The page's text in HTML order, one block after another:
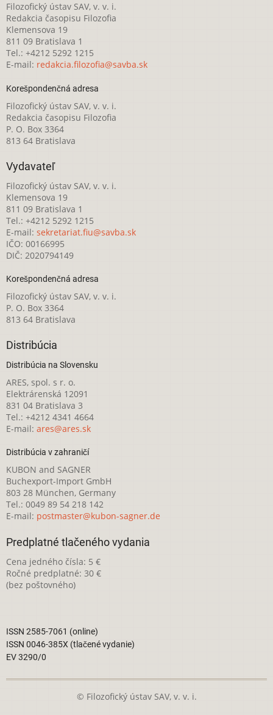
Filozofický ústav SAV, v. v. i.
Redakcia časopisu Filozofia
Klemensova 19
811 09 Bratislava 1
Tel.: +4212 5292 1215
E-mail: redakcia.filozofia@savba.sk
Korešpondenčná adresa
Filozofický ústav SAV, v. v. i.
Redakcia časopisu Filozofia
P. O. Box 3364
813 64 Bratislava
Vydavateľ
Filozofický ústav SAV, v. v. i.
Klemensova 19
811 09 Bratislava 1
Tel.: +4212 5292 1215
E-mail: sekretariat.fiu@savba.sk
IČO: 00166995
DIČ: 2020794149
Korešpondenčná adresa
Filozofický ústav SAV, v. v. i.
P. O. Box 3364
813 64 Bratislava
Distribúcia
Distribúcia na Slovensku
ARES, spol. s r. o.
Elektrárenská 12091
831 04 Bratislava 3
Tel.: +4212 4341 4664
E-mail: ares@ares.sk
Distribúcia v zahraničí
KUBON and SAGNER
Buchexport-Import GmbH
803 28 München, Germany
Tel.: 0049 89 54 218 142
E-mail: postmaster@kubon-sagner.de
Predplatné tlačeného vydania
Cena jedného čísla: 5 €
Ročné predplatné: 30 €
(bez poštovného)
ISSN 2585-7061 (online)
ISSN 0046-385X (tlačené vydanie)
EV 3290/0
© Filozofický ústav SAV, v. v. i.